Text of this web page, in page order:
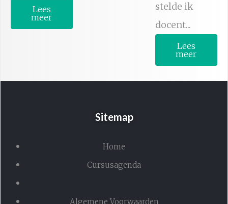
Lees
meer
stelde ik
docent...
Lees
meer
Sitemap
Home
Cursusagenda
Algemene Voorwaarden